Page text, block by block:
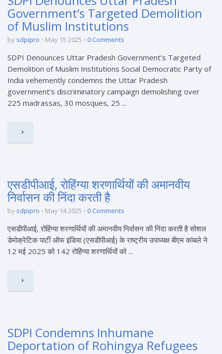
Government’s Targeted Demolition
of Muslim Institutions
by sdpipro May 15 2025 0 Comments
SDPI Denounces Uttar Pradesh Government’s Targeted
Demolition of Muslim Institutions Social Democratic Party of
India vehemently condemns the Uttar Pradesh
government’s discriminatory campaign demolishing over
225 madrassas, 30 mosques, 25 ...
एसडीपीआई, रोहिंग्या शरणार्थियों की अमानवीय
निर्वासन की निंदा करती है
by sdpipro May 14 2025 0 Comments
एसडीपीआई, रोहिंग्या शरणार्थियों की अमानवीय निर्वासन की निंदा करती है सोशल
डेमोक्रेटिक पार्टी ऑफ इंडिया (एसडीपीआई) के राष्ट्रीय उपाध्यक्ष बीएम कांबले ने
12 मई 2025 को 142 रोहिंग्या शरणार्थियों को ...
SDPI Condemns Inhumane
Deportation of Rohingya Refugees